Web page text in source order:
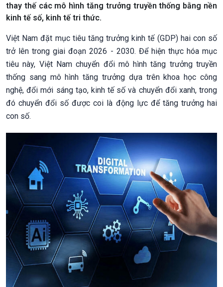
thay thế các mô hình tăng trưởng truyền thống bằng nền
kinh tế số, kinh tế tri thức.
Việt Nam đặt mục tiêu tăng trưởng kinh tế (GDP) hai con số
trở lên trong giai đoạn 2026 - 2030. Để hiện thực hóa mục
tiêu này, Việt Nam chuyển đổi mô hình tăng trưởng truyền
thống sang mô hình tăng trưởng dựa trên khoa học công
nghệ, đổi mới sáng tạo, kinh tế số và chuyển đổi xanh, trong
đó chuyển đổi số được coi là động lực để tăng trưởng hai
con số.